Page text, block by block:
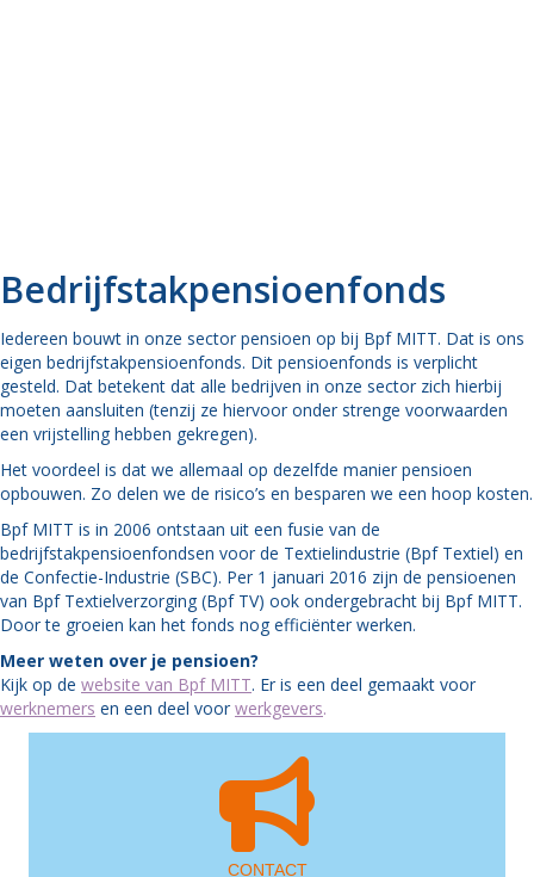
Bedrijfstakpensioenfonds
Iedereen bouwt in onze sector pensioen op bij Bpf MITT. Dat is ons
eigen bedrijfstakpensioenfonds. Dit pensioenfonds is verplicht
gesteld. Dat betekent dat alle bedrijven in onze sector zich hierbij
moeten aansluiten (tenzij ze hiervoor onder strenge voorwaarden
een vrijstelling hebben gekregen).
Het voordeel is dat we allemaal op dezelfde manier pensioen
opbouwen. Zo delen we de risico’s en besparen we een hoop kosten.
Bpf MITT is in 2006 ontstaan uit een fusie van de
bedrijfstakpensioenfondsen voor de Textielindustrie (Bpf Textiel) en
de Confectie-Industrie (SBC). Per 1 januari 2016 zijn de pensioenen
van Bpf Textielverzorging (Bpf TV) ook ondergebracht bij Bpf MITT.
Door te groeien kan het fonds nog efficiënter werken.
Meer weten over je pensioen?
Kijk op de website van Bpf MITT. Er is een deel gemaakt voor
werknemers en een deel voor werkgevers.
CONTACT